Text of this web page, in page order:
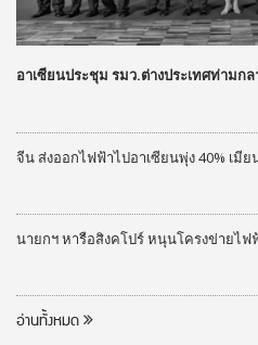
อาเซียนประชุม รมว.ต่างประเทศท่ามก
จีน ส่งออกไฟฟ้าไปอาเซียนพุ่ง 40% เมีย
นายกฯ หารือสิงคโปร์ หนุนโครงข่ายไ
อ่านทั้งหมด